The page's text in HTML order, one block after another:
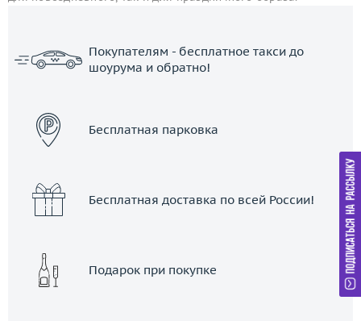
Покупателям - бесплатное такси до
шоурума и обратно!
Бесплатная парковка
Бесплатная доставка по всей России!
Подарок при покупке